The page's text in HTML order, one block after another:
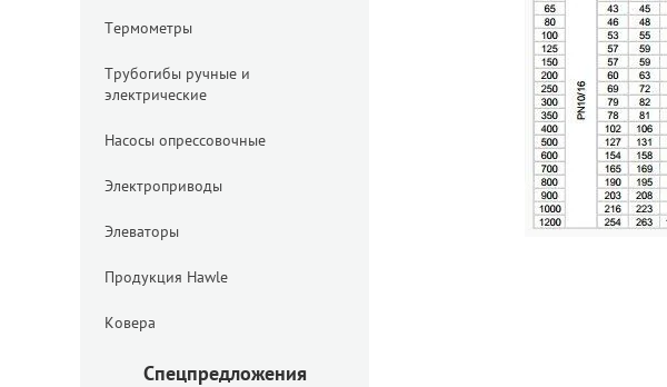
Термометры
Трубогибы ручные и
электрические
Насосы опрессовочные
Электроприводы
Элеваторы
Продукция Hawle
Ковера
Спецпредложения